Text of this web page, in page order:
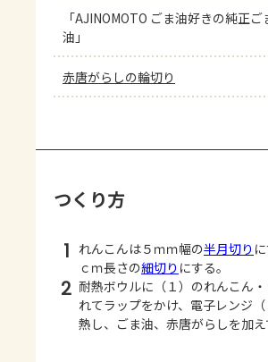
「AJINOMOTO ごま油好きの純正ご
油」
赤唐がらしの輪切り
つくり方
1 れんこんは５ｍｍ幅の半月切り
ｃｍ長さの細切り にする。
2 耐熱ボウルに（１）のれんこん・
れてラップをかけ、電子レンジ
熱し、ごま油、赤唐がらしを加え